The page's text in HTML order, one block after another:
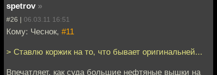
spetrov »
#26 | 06.03.11 16:51
Кому: Чеснок, #11
> Ставлю коржик на то, что бывает оригинальней...
Впечатляет, как суда большие нефтяные вышки на